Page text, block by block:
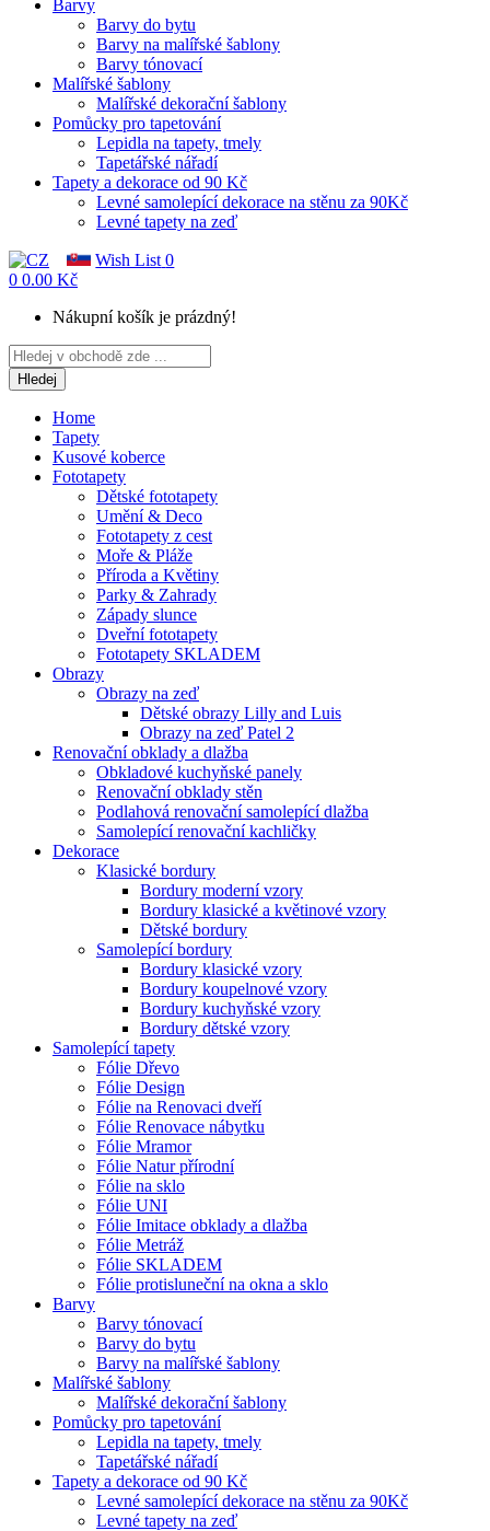
Barvy
Barvy do bytu
Barvy na malířské šablony
Barvy tónovací
Malířské šablony
Malířské dekorační šablony
Pomůcky pro tapetování
Lepidla na tapety, tmely
Tapetářské nářadí
Tapety a dekorace od 90 Kč
Levné samolepící dekorace na stěnu za 90Kč
Levné tapety na zeď
Wish List 0
0 0.00 Kč
Nákupní košík je prázdný!
Hledej
Home
Tapety
Kusové koberce
Fototapety
Dětské fototapety
Umění & Deco
Fototapety z cest
Moře & Pláže
Příroda a Květiny
Parky & Zahrady
Západy slunce
Dveřní fototapety
Fototapety SKLADEM
Obrazy
Obrazy na zeď
Dětské obrazy Lilly and Luis
Obrazy na zeď Patel 2
Renovační obklady a dlažba
Obkladové kuchyňské panely
Renovační obklady stěn
Podlahová renovační samolepící dlažba
Samolepící renovační kachličky
Dekorace
Klasické bordury
Bordury moderní vzory
Bordury klasické a květinové vzory
Dětské bordury
Samolepící bordury
Bordury klasické vzory
Bordury koupelnové vzory
Bordury kuchyňské vzory
Bordury dětské vzory
Samolepící tapety
Fólie Dřevo
Fólie Design
Fólie na Renovaci dveří
Fólie Renovace nábytku
Fólie Mramor
Fólie Natur přírodní
Fólie na sklo
Fólie UNI
Fólie Imitace obklady a dlažba
Fólie Metráž
Fólie SKLADEM
Fólie protisluneční na okna a sklo
Barvy
Barvy tónovací
Barvy do bytu
Barvy na malířské šablony
Malířské šablony
Malířské dekorační šablony
Pomůcky pro tapetování
Lepidla na tapety, tmely
Tapetářské nářadí
Tapety a dekorace od 90 Kč
Levné samolepící dekorace na stěnu za 90Kč
Levné tapety na zeď